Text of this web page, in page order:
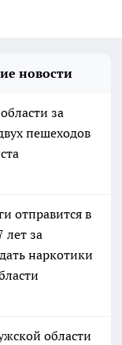
новости
за
пешеходов
отправится в
лет за
наркотики
области